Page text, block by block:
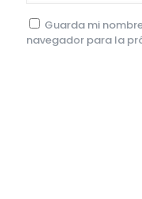
Guarda mi
navegador para la